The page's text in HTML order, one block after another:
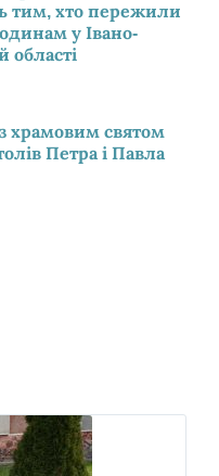
тим, хто пережили
у Івано-
області
храмовим святом
Петра і Павла